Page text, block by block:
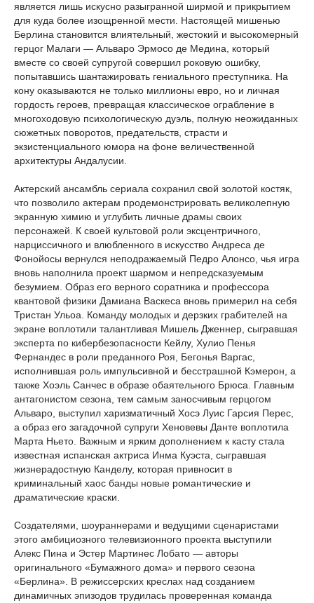
является лишь искусно разыгранной ширмой и прикрытием
для куда более изощренной мести. Настоящей мишенью
Берлина становится влиятельный, жестокий и высокомерный
герцог Малаги — Альваро Эрмосо де Медина, который
вместе со своей супругой совершил роковую ошибку,
попытавшись шантажировать гениального преступника. На
кону оказываются не только миллионы евро, но и личная
гордость героев, превращая классическое ограбление в
многоходовую психологическую дуэль, полную неожиданных
сюжетных поворотов, предательств, страсти и
экзистенциального юмора на фоне величественной
архитектуры Андалусии.
Актерский ансамбль сериала сохранил свой золотой костяк,
что позволило актерам продемонстрировать великолепную
экранную химию и углубить личные драмы своих
персонажей. К своей культовой роли эксцентричного,
нарциссичного и влюбленного в искусство Андреса де
Фонойосы вернулся неподражаемый Педро Алонсо, чья игра
вновь наполнила проект шармом и непредсказуемым
безумием. Образ его верного соратника и профессора
квантовой физики Дамиана Васкеса вновь примерил на себя
Тристан Ульоа. Команду молодых и дерзких грабителей на
экране воплотили талантливая Мишель Дженнер, сыгравшая
эксперта по кибербезопасности Кейлу, Хулио Пенья
Фернандес в роли преданного Роя, Бегонья Варгас,
исполнившая роль импульсивной и бесстрашной Кэмерон, а
также Хоэль Санчес в образе обаятельного Брюса. Главным
антагонистом сезона, тем самым заносчивым герцогом
Альваро, выступил харизматичный Хосэ Луис Гарсия Перес,
а образ его загадочной супруги Хеновевы Данте воплотила
Марта Ньето. Важным и ярким дополнением к касту стала
известная испанская актриса Инма Куэста, сыгравшая
жизнерадостную Канделу, которая привносит в
криминальный хаос банды новые романтические и
драматические краски.
Создателями, шоураннерами и ведущими сценаристами
этого амбициозного телевизионного проекта выступили
Алекс Пина и Эстер Мартинес Лобато — авторы
оригинального «Бумажного дома» и первого сезона
«Берлина». В режиссерских креслах над созданием
динамичных эпизодов трудилась проверенная команда